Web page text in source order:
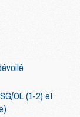
OL (1-2) et